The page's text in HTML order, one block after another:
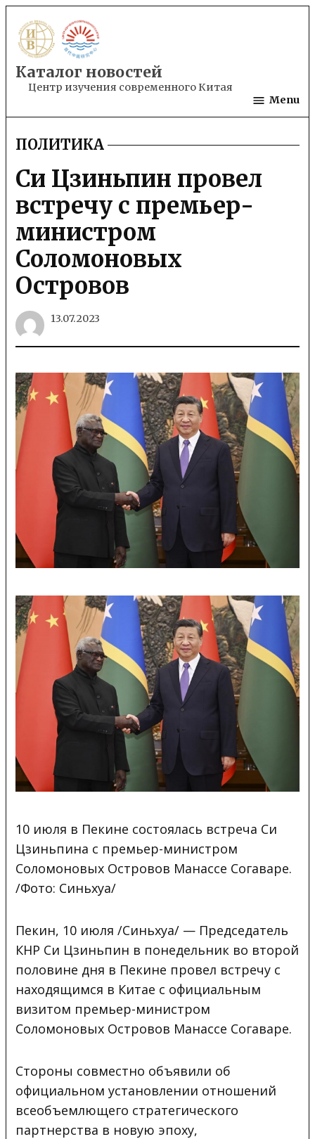
to
content
Каталог новостей
Центр изучения современного Китая
Menu
POSTED
IN
ПОЛИТИКА
Си Цзиньпин провел
встречу с премьер-
министром
Соломоновых
Островов
13.07.2023
10 июля в Пекине состоялась встреча Си
Цзиньпина с премьер-министром
Соломоновых Островов Манассе Согаваре.
/Фото: Синьхуа/
Пекин, 10 июля /Синьхуа/ — Председатель
КНР Си Цзиньпин в понедельник во второй
половине дня в Пекине провел встречу с
находящимся в Китае с официальным
визитом премьер-министром
Соломоновых Островов Манассе Согаваре.
Стороны совместно объявили об
официальном установлении отношений
всеобъемлющего стратегического
партнерства в новую эпоху,